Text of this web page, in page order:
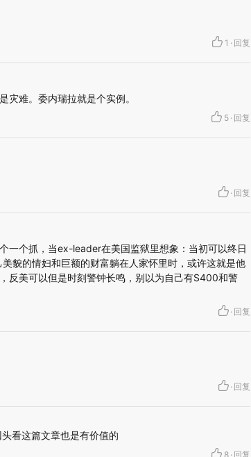
1 · 回复
灾难。委内瑞拉就是个实例。
5 · 回复
· 回复
一个抓，当ex-leader在美国监狱里想象：当初可以终日
貌的情妇和巨额的财富躺在人家怀里时，或许这就是他
反美可以但是时刻警钟长鸣，别以为自己有S400和警
· 回复
· 回复
看这篇文章也是有价值的
8 · 回复